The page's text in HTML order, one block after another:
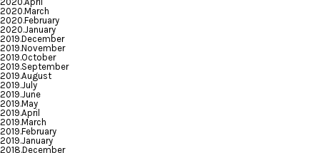
2020.March
2020.February
2020.January
2019.December
2019.November
2019.October
2019.September
2019.August
2019.July
2019.June
2019.May
2019.April
2019.March
2019.February
2019.January
2018.December